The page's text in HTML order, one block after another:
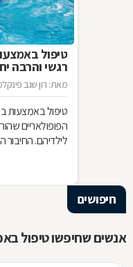
טיפול
רגשי והרבה
מאת: רון שגב
טיפול באמצעות
הפופולאריים
לילדיהם. החיבור
הגילים לבין
קשר רגשי,
הזולת, ליכולת
המסלול
חיפושים